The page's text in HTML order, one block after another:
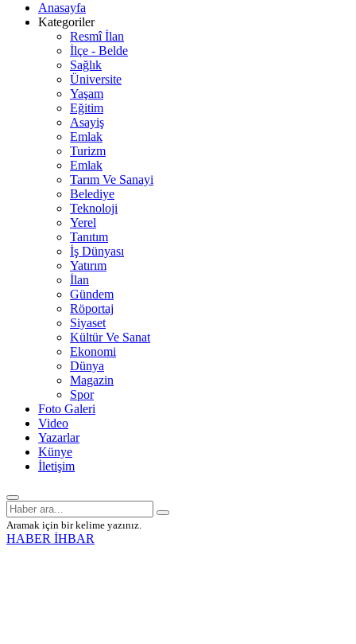
Anasayfa
Kategoriler
Resmî İlan
İlçe - Belde
Sağlık
Üniversite
Yaşam
Eğitim
Asayiş
Emlak
Turizm
Emlak
Tarım Ve Sanayi
Belediye
Teknoloji
Yerel
Tanıtım
İş Dünyası
Yatırım
İlan
Gündem
Röportaj
Siyaset
Kültür Ve Sanat
Ekonomi
Dünya
Magazin
Spor
Foto Galeri
Video
Yazarlar
Künye
İletişim
Aramak için bir kelime yazınız.
HABER İHBAR